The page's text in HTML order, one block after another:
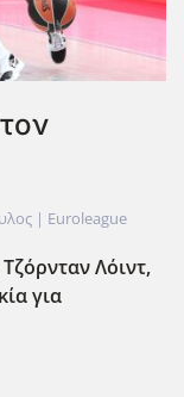
| Euroleague
Λόιντ,
για